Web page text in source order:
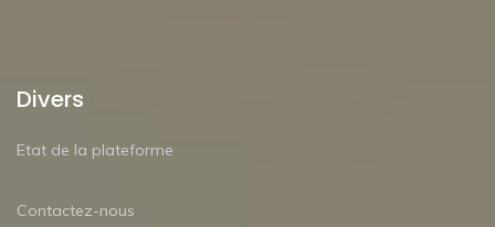
Divers
Etat de la plateforme
Contactez-nous